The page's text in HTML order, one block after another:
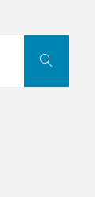
Cerca